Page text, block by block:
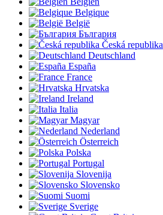
Belgique
België
България
Česká republika
Deutschland
España
France
Hrvatska
Ireland
Italia
Magyar
Nederland
Österreich
Polska
Portugal
Slovenija
Slovensko
Suomi
Sverige